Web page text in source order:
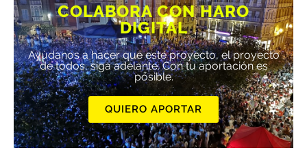
COLABORA CON HARO
DIGITAL
Ayúdanos a hacer que este proyecto, el proyecto
de todos, siga adelante. Con tu aportación es
posible.
QUIERO APORTAR